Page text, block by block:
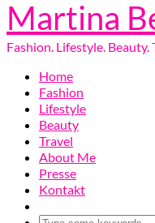
Martina
Fashion. Lifestyle. Beauty.
Home
Fashion
Lifestyle
Beauty
Travel
About Me
Presse
Kontakt